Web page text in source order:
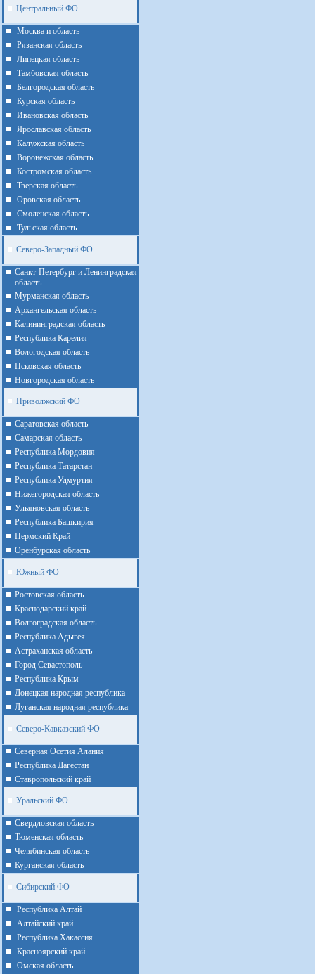
Центральный ФО
Москва и область
Рязанская область
Липецкая область
Тамбовская область
Белгородская область
Курская область
Ивановская область
Ярославская область
Калужская область
Воронежская область
Костромская область
Тверская область
Оровская область
Смоленская область
Тульская область
Северо-Западный ФО
Санкт-Петербург и Ленинградская
область
Мурманская область
Архангельская область
Калининградская область
Республика Карелия
Вологодская область
Псковская область
Новгородская область
Приволжский ФО
Cаратовская область
Cамарская область
Республика Мордовия
Республика Татарстан
Республика Удмуртия
Нижегородская область
Ульяновская область
Республика Башкирия
Пермский Край
Оренбурская область
Южный ФО
Ростовская область
Краснодарский край
Волгоградская область
Республика Адыгея
Астраханская область
Город Севастополь
Республика Крым
Донецкая народная республика
Луганская народная республика
Северо-Кавказский ФО
Северная Осетия Алания
Республика Дагестан
Ставропольский край
Уральский ФО
Cвердловская область
Тюменская область
Челябинская область
Курганская область
Сибирский ФО
Республика Алтай
Алтайcкий край
Республика Хакассия
Красноярский край
Омская область